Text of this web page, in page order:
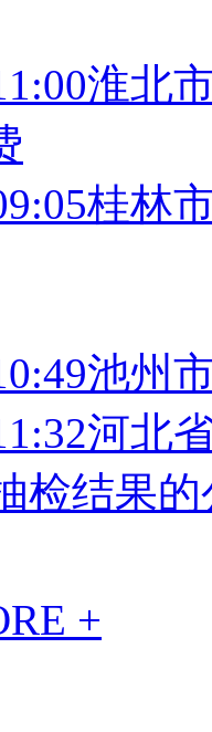
淮北
桂林
池州
河北
检结果的
+